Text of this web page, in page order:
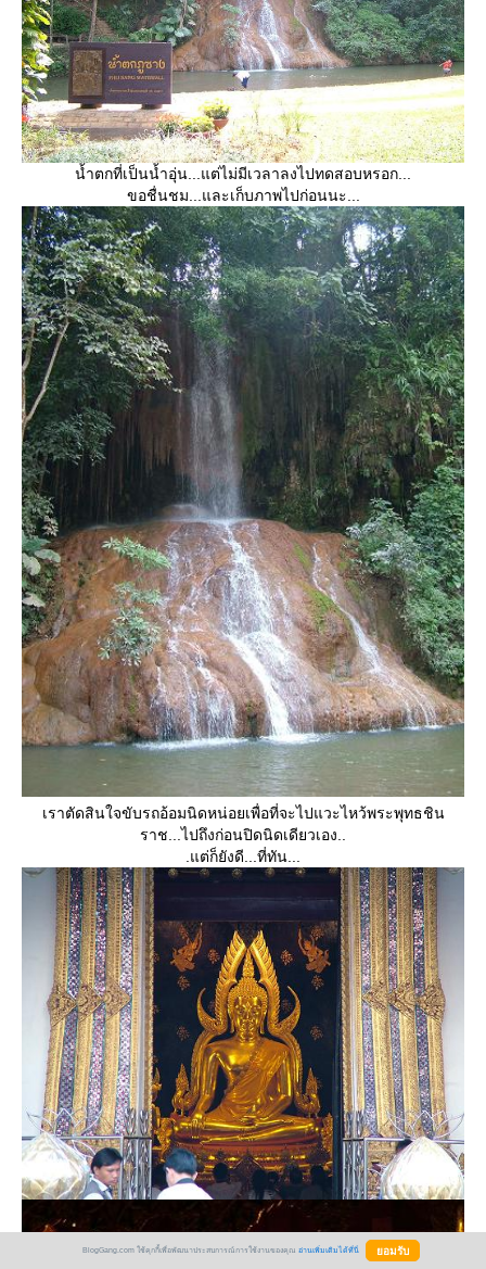
น้ำตกที่เป็นน้ำอุ่น...แต่ไม่มีเวลาลงไปทดสอบหรอก...
ขอชื่นชม...และเก็บภาพไปก่อนนะ...
เราตัดสินใจขับรถอ้อมนิดหน่อยเพื่อที่จะไปแวะไหว้พระพุทธชิน
ราช...ไปถึงก่อนปิดนิดเดียวเอง..
.แต่ก็ยังดี...ที่ทัน...
BlogGang.com ใช้คุกกี้เพื่อพัฒนาประสบการณ์การใช้งานของคุณ อ่านเพิ่มเติมได้ที่นี่